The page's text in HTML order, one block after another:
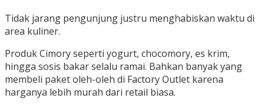
Tidak jarang pengunjung justru menghabiskan waktu di
area kuliner.
Produk Cimory seperti yogurt, chocomory, es krim,
hingga sosis bakar selalu ramai. Bahkan banyak yang
membeli paket oleh-oleh di Factory Outlet karena
harganya lebih murah dari retail biasa.